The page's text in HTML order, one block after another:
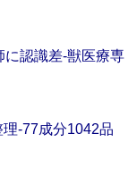
に認識差‐獣医療専
‐77成分1042品